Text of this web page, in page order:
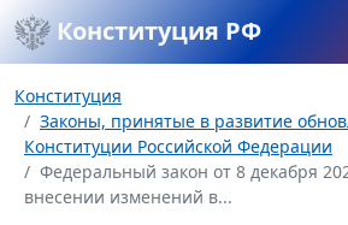
Конституция РФ
Конституция
Законы, принятые в развитие
Конституции Российской Федерации
Федеральный закон от 8 декабря
внесении изменений в...